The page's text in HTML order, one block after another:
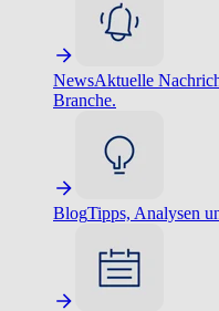
NewsAktuelle
Branche.
BlogTipps, Analysen